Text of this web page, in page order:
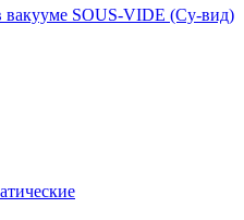
вакууме SOUS-VIDE (Су-вид)